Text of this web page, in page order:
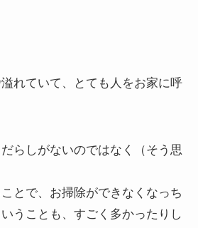
溢れていて、とても人をお家に呼
らしがないのではなく（そう思
ことで、お掃除ができなくなっち
うことも、すごく多かったりし